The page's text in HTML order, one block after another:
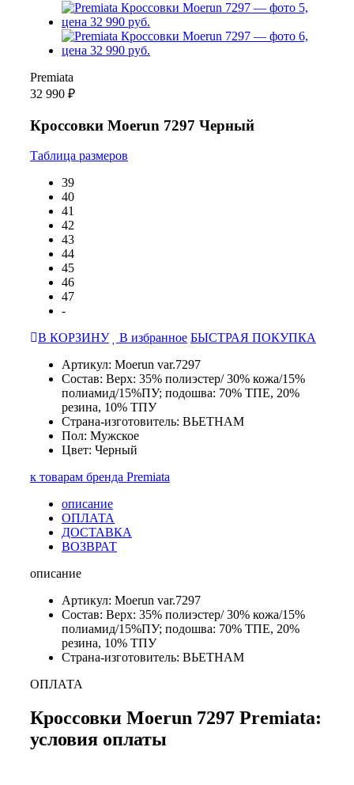
Premiata
32 990 ₽
Кроссовки Moerun 7297 Черный
Таблица размеров
39
40
41
42
43
44
45
46
47
-
В КОРЗИНУ
В избранное БЫСТРАЯ ПОКУПКА
Артикул: Moerun var.7297
Состав: Верх: 35% полиэстер/ 30% кожа/15%
полиамид/15%ПУ; подошва: 70% ТПЕ, 20%
резина, 10% ТПУ
Страна-изготовитель: ВЬЕТНАМ
Пол: Мужское
Цвет: Черный
к товарам бренда Premiata
описание
ОПЛАТА
ДОСТАВКА
ВОЗВРАТ
описание
Артикул: Moerun var.7297
Состав: Верх: 35% полиэстер/ 30% кожа/15%
полиамид/15%ПУ; подошва: 70% ТПЕ, 20%
резина, 10% ТПУ
Страна-изготовитель: ВЬЕТНАМ
ОПЛАТА
Кроссовки Moerun 7297 Premiata:
условия оплаты